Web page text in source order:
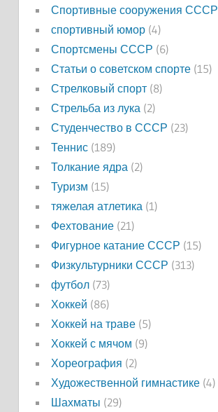
Спортивные сооружения СССР
спортивный юмор(4)
Спортсмены СССР (6)
Статьи о советском спорте(15)
Стрелковый спорт(8)
Стрельба из лука (2)
Студенчество в СССР (23)
Теннис(189)
Толкание ядра (2)
Туризм (15)
тяжелая атлетика (1)
Фехтование(21)
Фигурное катание СССР (15)
Физкультурники СССР (313)
футбол(73)
Хоккей (86)
Хоккей на траве(5)
Хоккей с мячом (9)
Хореография (2)
Художественной гимнастике(4)
Шахматы (29)